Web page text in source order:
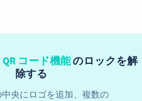
QR コード機能のロックを解
除する
中央にロゴを追加、複数の